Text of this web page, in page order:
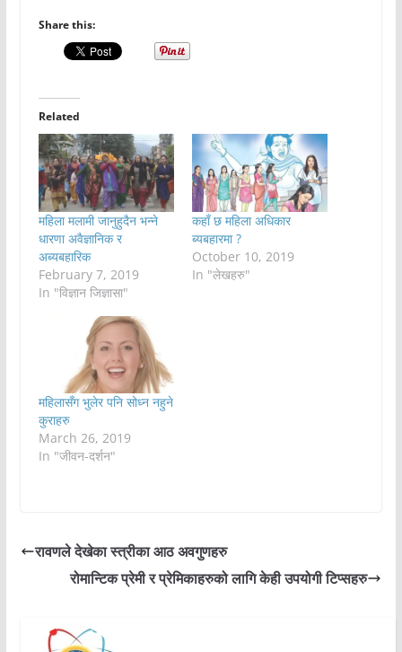
Share this:
Related
महिला मलामी जानुहुदैन भन्ने
धारणा अवैज्ञानिक र
अब्यबहारिक
February 7, 2019
In "विज्ञान जिज्ञासा"
कहाँ छ महिला अधिकार
ब्यबहारमा ?
October 10, 2019
In "लेखहरु"
महिलासँग भुलेर पनि सोध्न नहुने
कुराहरु
March 26, 2019
In "जीवन-दर्शन"
रावणले देखेका स्त्रीका आठ अवगुणहरु
रोमान्टिक प्रेमी र प्रेमिकाहरुको लागि केही उपयोगी टिप्सहरु